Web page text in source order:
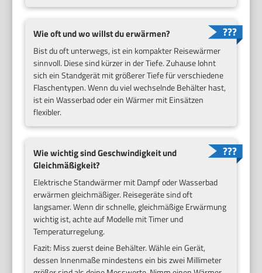
Wie oft und wo willst du erwärmen?
Bist du oft unterwegs, ist ein kompakter Reisewärmer
sinnvoll. Diese sind kürzer in der Tiefe. Zuhause lohnt
sich ein Standgerät mit größerer Tiefe für verschiedene
Flaschentypen. Wenn du viel wechselnde Behälter hast,
ist ein Wasserbad oder ein Wärmer mit Einsätzen
flexibler.
Wie wichtig sind Geschwindigkeit und
Gleichmäßigkeit?
Elektrische Standwärmer mit Dampf oder Wasserbad
erwärmen gleichmäßiger. Reisegeräte sind oft
langsamer. Wenn dir schnelle, gleichmäßige Erwärmung
wichtig ist, achte auf Modelle mit Timer und
Temperaturregelung.
Fazit: Miss zuerst deine Behälter. Wähle ein Gerät,
dessen Innenmaße mindestens ein bis zwei Millimeter